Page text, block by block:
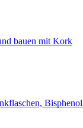
bauen mit Kork